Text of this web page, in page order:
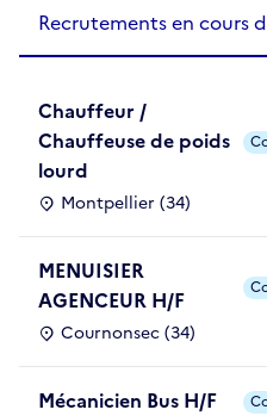
Recrutements en cours
Chauffeur /
Chauffeuse de poids
lourd
Montpellier (34)
MENUISIER
AGENCEUR H/F
Cournonsec (34)
Mécanicien Bus H/F